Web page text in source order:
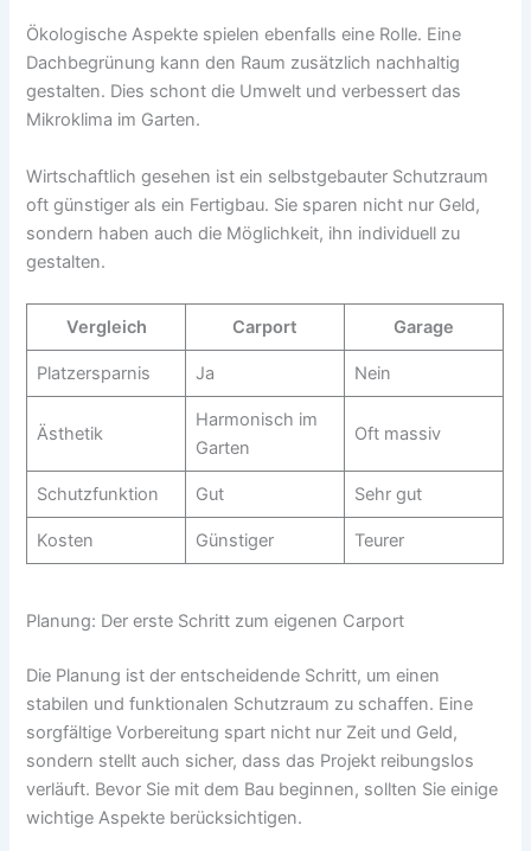
Ökologische Aspekte spielen ebenfalls eine Rolle. Eine
Dachbegrünung kann den Raum zusätzlich nachhaltig
gestalten. Dies schont die Umwelt und verbessert das
Mikroklima im Garten.
Wirtschaftlich gesehen ist ein selbstgebauter Schutzraum
oft günstiger als ein Fertigbau. Sie sparen nicht nur Geld,
sondern haben auch die Möglichkeit, ihn individuell zu
gestalten.
Vergleich Carport Garage
Platzersparnis Ja Nein
Ästhetik
Harmonisch im
Garten
Oft massiv
Schutzfunktion Gut Sehr gut
Kosten Günstiger Teurer
Planung: Der erste Schritt zum eigenen Carport
Die Planung ist der entscheidende Schritt, um einen
stabilen und funktionalen Schutzraum zu schaffen. Eine
sorgfältige Vorbereitung spart nicht nur Zeit und Geld,
sondern stellt auch sicher, dass das Projekt reibungslos
verläuft. Bevor Sie mit dem Bau beginnen, sollten Sie einige
wichtige Aspekte berücksichtigen.